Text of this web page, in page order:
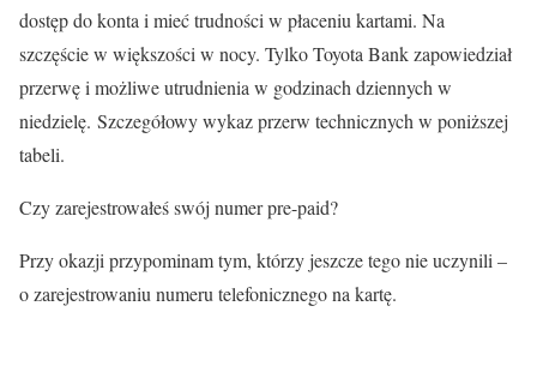
dostęp do konta i mieć trudności w płaceniu kartami. Na
szczęście w większości w nocy. Tylko Toyota Bank zapowiedział
przerwę i możliwe utrudnienia w godzinach dziennych w
niedzielę. Szczegółowy wykaz przerw technicznych w poniższej
tabeli.
Czy zarejestrowałeś swój numer pre-paid?
Przy okazji przypominam tym, którzy jeszcze tego nie uczynili –
o zarejestrowaniu numeru telefonicznego na kartę.